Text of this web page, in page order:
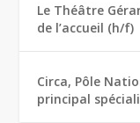
Le Théâtre
de l’accueil (h/f)
Circa, Pôle
principal